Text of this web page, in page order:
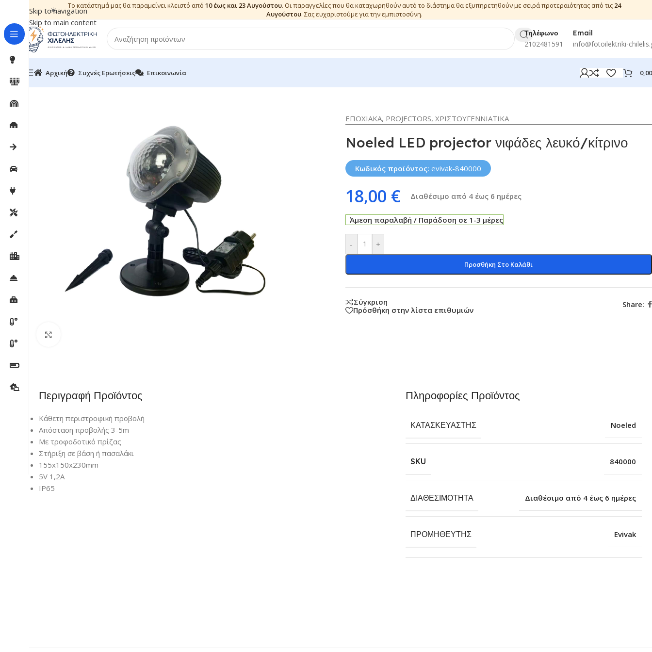
Skip to navigation
Skip to main content
☀️ Το κατάστημά μας θα παραμείνει κλειστό από 10 έως και 23 Αυγούστου. Οι παραγγελίες που θα καταχωρηθούν αυτό το διάστημα θα εξυπηρετηθούν με σειρά προτεραιότητας από τις 24
Αυγούστου. Σας ευχαριστούμε για την εμπιστοσύνη.
Τηλέφωνο
2102481591
Email
info@fotoilektriki-
Αρχική Συχνές Ερωτήσεις Επικοινωνία
EΠΟΧΙΑΚΑ, PROJECTORS, ΧΡΙΣΤΟΥΓΕΝΝΙΑΤΙΚΑ
Noeled LED projector νιφάδες λευκό/κίτρινο
Κωδικός προϊόντος: evivak-840000
18,00 € Διαθέσιμο από 4 έως 6 ημέρες
Άμεση παραλαβή / Παράδοση σε 1-3 μέρες
- +
Προσθήκη Στο Καλάθι
Σύγκριση
Πρόσθήκη στην λίστα επιθυμιών
Share:
Περιγραφή Προϊόντος
Κάθετη περιστροφική προβολή
Απόσταση προβολής 3-5m
Με τροφοδοτικό πρίζας
Στήριξη σε βάση ή πασαλάκι
155x150x230mm
5V 1,2A
IP65
Πληροφορίες Προϊόντος
ΚΑΤΑΣΚΕΥΑΣΤΉΣ Noeled
SKU 840000
ΔΙΑΘΕΣΙΜΌΤΗΤΑ Διαθέσιμο από 4 έως 6 ημέρες
ΠΡΟΜΗΘΕΥΤΉΣ Evivak